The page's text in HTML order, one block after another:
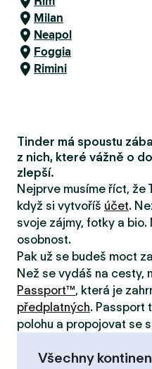
Milan
Neapol
Foggia
Rimini
Tinder má spoustu
z nich, které vážně o
zlepší.
Nejprve musíme říct, že
když si vytvoříš účet.
svoje zájmy, fotky a
osobnost.
Pak už se budeš moct
Než se vydáš na cesty,
Passport™, která je
předplatných. Passport
polohu a propojovat se
Všechny